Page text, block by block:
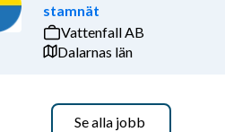
stamnät
Vattenfall AB
Dalarnas län
Se alla jobb